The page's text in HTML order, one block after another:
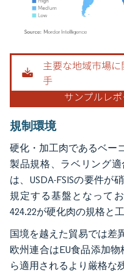
画像 © Mordor Intelligence。再
規制環境
硬化・加工肉であるベー
製品規格、ラベリング
は、USDA-FSISの要件が
規定する基盤となってお
424.22が硬化肉の規格と
国境を越えた貿易では差
欧州連合はEU食品添加
ら適用されるより厳格な